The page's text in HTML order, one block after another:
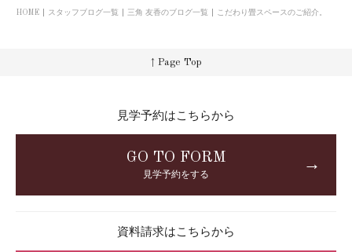
HOME スタッフブログ一覧 三角 友香のブログ一覧 こだわり畳スペースのご紹介。
↑ Page Top
見学予約はこちらから
GO TO FORM
見学予約をする
→
資料請求はこちらから